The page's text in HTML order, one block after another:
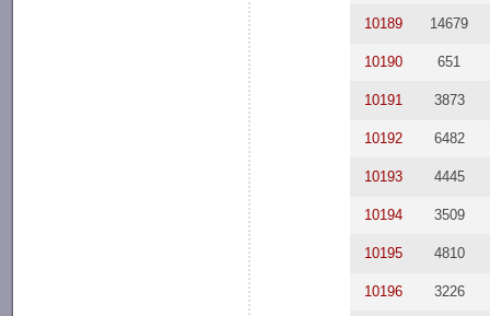
10189 14679
10190 651
10191 3873
10192 6482
10193 4445
10194 3509
10195 4810
10196 3226